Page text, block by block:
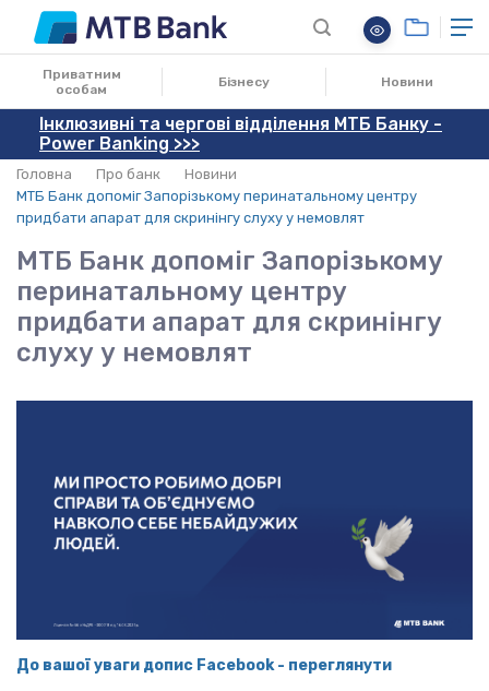
Приватним
особам
Бізнесу Новини
Інклюзивні та чергові відділення МТБ Банку -
Power Banking >>>
Головна Про банк
Новини
МТБ Банк допоміг Запорізькому перинатальному центру
придбати апарат для скринінгу слуху у немовлят
МТБ Банк допоміг Запорізькому
перинатальному центру
придбати апарат для скринінгу
слуху у немовлят
26.04.2023
До вашої уваги допис Facebook - переглянути